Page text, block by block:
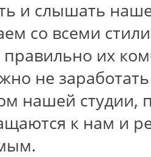
и слышать
со всеми
их
не
нашей студии,
к нам и